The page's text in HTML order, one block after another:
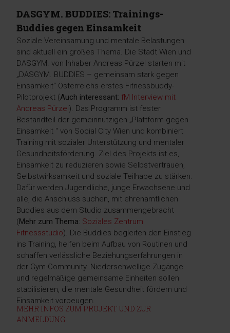
DASGYM. BUDDIES: Trainings-
Buddies gegen Einsamkeit
Soziale Vereinsamung und mentale Belastungen
sind aktuell ein großes Thema. Die Stadt Wien und
DASGYM. von Inhaber Andreas Pürzel starten mit
„DASGYM. BUDDIES – gemeinsam stark gegen
Einsamkeit“ Österreichs erstes Fitnessbuddy-
Pilotprojekt (Auch interessant: fM Interview mit
Andreas Pürzel). Das Programm ist fester
Bestandteil der gemeinnützigen „Plattform gegen
Einsamkeit " von Social City Wien und kombiniert
Training mit sozialer Unterstützung und mentaler
Gesundheitsförderung. Ziel des Projekts ist es,
Einsamkeit zu reduzieren sowie Selbstvertrauen,
Selbstwirksamkeit und soziale Teilhabe zu stärken.
Dafür werden Jugendliche, junge Erwachsene und
alle, die Anschluss suchen, mit ehrenamtlichen
Buddies aus dem Studio zusammengebracht
(Mehr zum Thema: Soziales Zentrum
Fitnessstudio). Die Buddies begleiten den Einstieg
ins Training, helfen beim Aufbau von Routinen und
schaffen verlässliche Beziehungserfahrungen in
der Gym-Community. Niederschwellige Zugänge
und regelmäßige gemeinsame Einheiten sollen
stabilisieren, die mentale Gesundheit fördern und
Einsamkeit vorbeugen.
MEHR INFOS ZUM PROJEKT UND ZUR
ANMELDUNG